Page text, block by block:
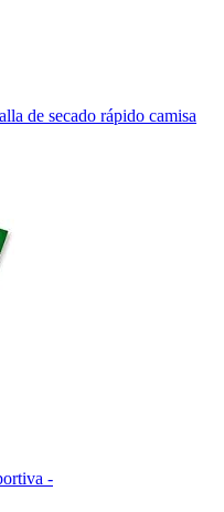
de secado rápido camisa
-